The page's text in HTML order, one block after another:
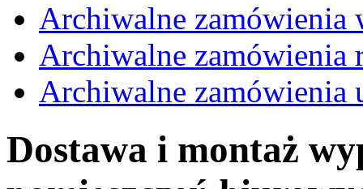
Archiwalne zamówienia
Archiwalne zamówienia
Archiwalne zamówienia
Dostawa i montaż